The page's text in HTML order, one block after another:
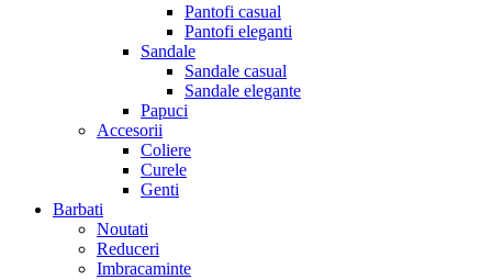
Pantofi casual
Pantofi eleganti
Sandale
Sandale casual
Sandale elegante
Papuci
Accesorii
Coliere
Curele
Genti
Barbati
Noutati
Reduceri
Imbracaminte